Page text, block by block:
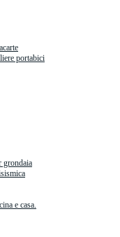
portabici
grondaia
e casa.